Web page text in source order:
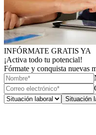
INFÓRMATE GRATIS YA
¡Activa todo tu potencial!
Fórmate y conquista nuevas
Situación